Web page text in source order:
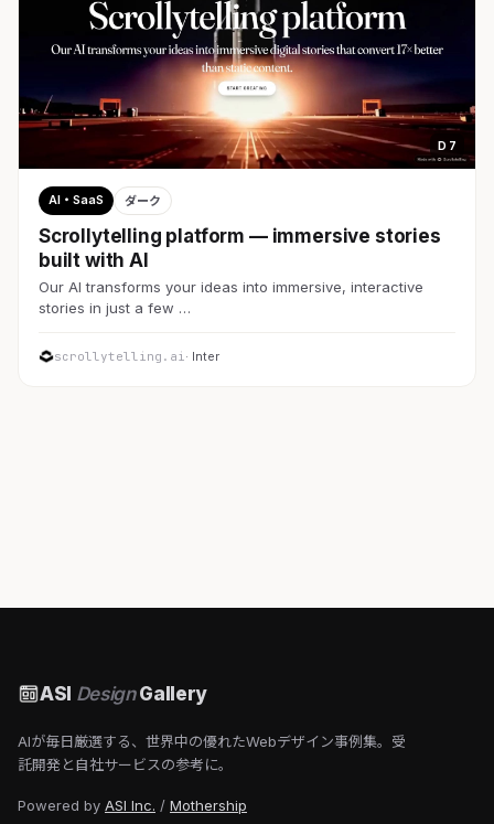
D 7
AI・SaaS ダーク
Scrollytelling platform — immersive stories
built with AI
Our AI transforms your ideas into immersive, interactive
stories in just a few …
scrollytelling.ai· Inter
ASI DesignGallery
AIが毎日厳選する、世界中の優れたWebデザイン事例集。受
託開発と自社サービスの参考に。
Powered by ASI Inc. / Mothership